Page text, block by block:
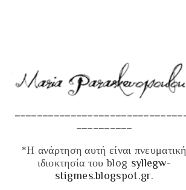
*Η ανάρτηση αυτή είναι πνευματική
ιδιοκτησία του blog syllegw-
stigmes.blogspot.gr.